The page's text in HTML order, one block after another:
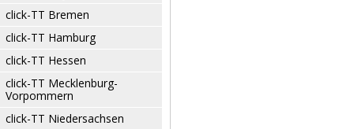
click-TT Bremen
click-TT Hamburg
click-TT Hessen
click-TT Mecklenburg-
Vorpommern
click-TT Niedersachsen